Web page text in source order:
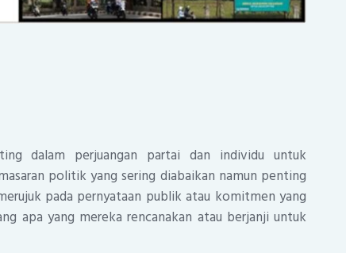
dalam perjuangan partai dan individu untuk
politik yang sering diabaikan namun penting
pada pernyataan publik atau komitmen yang
apa yang mereka rencanakan atau berjanji untuk